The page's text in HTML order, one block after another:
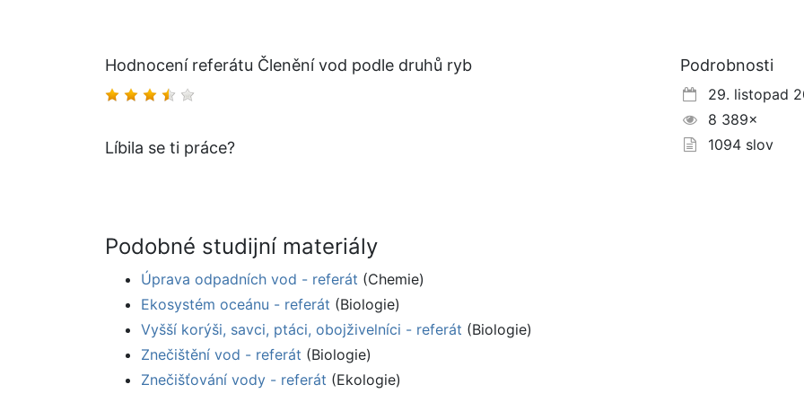
Hodnocení referátu Členění vod podle druhů ryb
Líbila se ti práce?
Podrobnosti
29. listopad
8 389×
1094 slov
Podobné studijní materiály
Úprava odpadních vod - referát (Chemie)
Ekosystém oceánu - referát (Biologie)
Vyšší korýši, savci, ptáci, obojživelníci - referát (Biologie)
Znečištění vod - referát (Biologie)
Znečišťování vody - referát (Ekologie)